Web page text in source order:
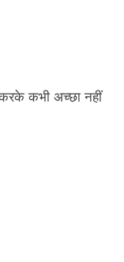
कभी अच्छा नहीं